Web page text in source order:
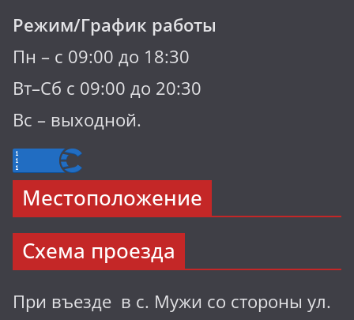
Режим/График работы
Пн – с 09:00 до 18:30
Вт–Сб с 09:00 до 20:30
Вс – выходной.
Местоположение
Схема проезда
При въезде в с. Мужи со стороны ул.